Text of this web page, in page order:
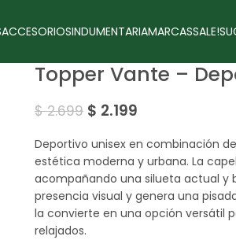
ACCESORIOSINDUMENTARIAMARCASSALE!
Topper Vante –
$2.699 $ 2.199
Deportivo unisex en combinación
estética moderna y urbana. La
acompañando una silueta actual y
presencia visual y genera una
la convierte en una opción versátil
relajados.